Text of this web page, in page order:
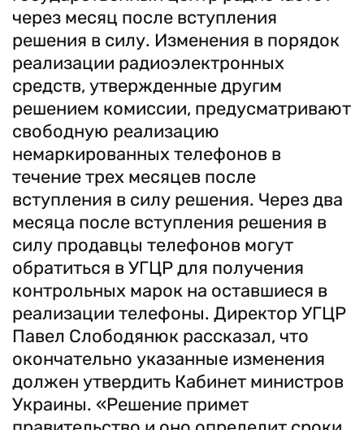
через месяц после вступления
решения в силу. Изменения в порядок
реализации радиоэлектронных
средств, утвержденные другим
решением комиссии, предусматривают
свободную реализацию
немаркированных телефонов в
течение трех месяцев после
вступления в силу решения. Через два
месяца после вступления решения в
силу продавцы телефонов могут
обратиться в УГЦР для получения
контрольных марок на оставшиеся в
реализации телефоны. Директор УГЦР
Павел Слободянюк рассказал, что
окончательно указанные изменения
должен утвердить Кабинет министров
Украины. «Решение примет